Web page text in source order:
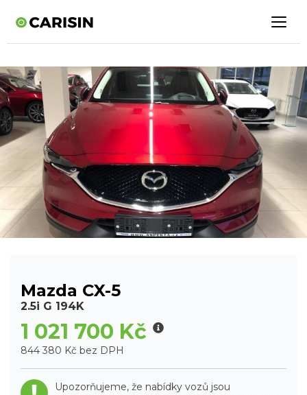
Mazda CX-5
2.5i G 194K
1 021 700 Kč
844 380 Kč bez DPH
Upozorňujeme, že nabídky vozů jsou